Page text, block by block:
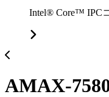
Intel® Core™ IPC
AMAX-